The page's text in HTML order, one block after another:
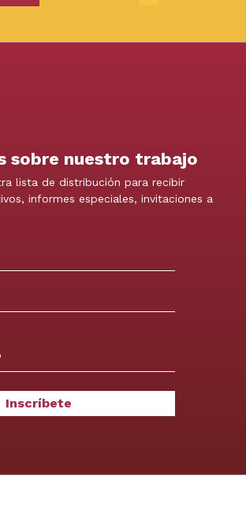
sobre nuestro trabajo
lista de distribución para recibir
informes especiales, invitaciones a